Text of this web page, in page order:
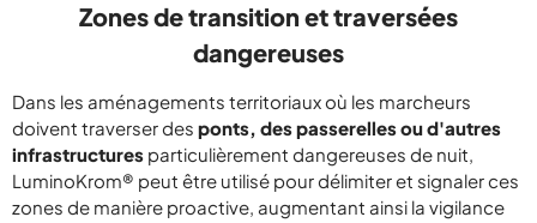
Zones de transition et traversées
dangereuses
Dans les aménagements territoriaux où les marcheurs
doivent traverser des ponts, des passerelles ou d'autres
infrastructures particulièrement dangereuses de nuit,
LuminoKrom® peut être utilisé pour délimiter et signaler ces
zones de manière proactive, augmentant ainsi la vigilance